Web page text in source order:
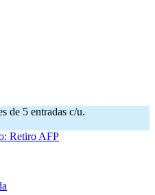
de 5 entradas c/u.
Retiro AFP